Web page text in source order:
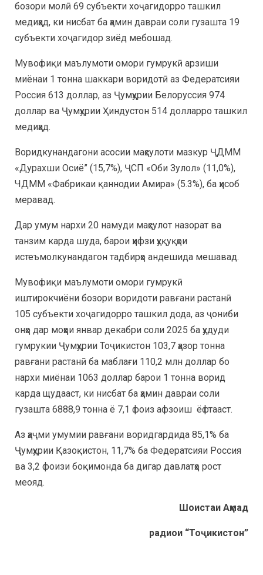
бозори молӣ 69 субъекти хоҷагидорро ташкил
медиҳад, ки нисбат ба ҳамин давраи соли гузашта 19
субъекти хоҷагидор зиёд мебошад.
Мувофиқи маълумоти омори гумрукӣ арзиши
миёнаи 1 тонна шаккари воридотӣ аз Федератсияи
Россия 613 доллар, аз Ҷумҳурии Белоруссия 974
доллар ва Ҷумҳурии Ҳиндустон 514 долларро ташкил
медиҳад.
Воридкунандагони асосии маҳсулоти мазкур ҶДММ
«Дурахши Осиё” (15,7%), ҶСП «Оби Зулол» (11,0%),
ЧДММ «Фабрикаи қаннодии Амира» (5.3%), ба ҳисоб
меравад.
Дар умум нархи 20 намуди маҳсулот назорат ва
танзим карда шуда, барои ҳифзи ҳуқуқҳои
истеъмолкунандагон тадбирҳо андешида мешавад.
Мувофиқи маълумоти омори гумрукӣ
иштирокчиёни бозори воридоти равғани растанӣ
105 субъекти хоҷагидорро ташкил дода, аз ҷониби
онҳо дар моҳҳои январ декабри соли 2025 ба ҳудуди
гумрукии Ҷумҳурии Тоҷикистон 103,7 ҳазор тонна
равғани растанӣ ба маблағи 110,2 млн доллар бо
нархи миёнаи 1063 доллар барои 1 тонна ворид
карда щудааст, ки нисбат ба ҳамин давраи соли
гузашта 6888,9 тонна ё 7,1 фоиз афзоиш ёфтааст.
Аз ҳаҷми умумии равғани воридгардида 85,1% ба
Ҷумҳурии Қазоқистон, 11,7% ба Федератсияи Россия
ва 3,2 фоизи боқимонда ба дигар давлатҳо рост
меояд.
Шоистаи Аҳмад
радиои “Тоҷикистон”